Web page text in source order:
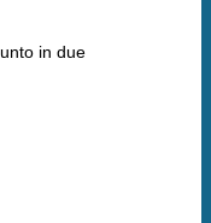
in due